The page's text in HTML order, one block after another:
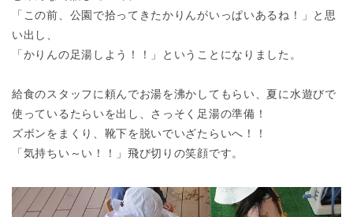
「この前、公園で拾ってきたかりんがいっぱいあるね！」と思
い出し、
「かりんの足湯しよう！！」ということになりました。
給食のスタッフに頼んでお湯を沸かしてもらい、夏に水遊びで
使っているたらいを出し、さっそく足湯の準備！
ズボンをまくり、靴下を脱いでいざたらいへ！！
「気持ちい～い！！」飛び切りの笑顔です。